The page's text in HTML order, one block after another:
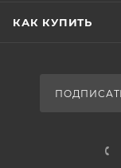
КАК КУПИТЬ